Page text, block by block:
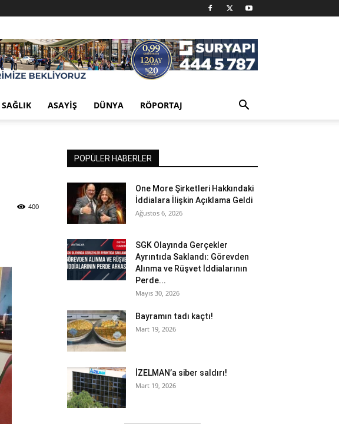
SAĞLIK ASAYIŞ DÜNYA RÖPORTAJ
400
POPÜLER HABERLER
One More Şirketleri Hakkındaki
İddialara İlişkin Açıklama Geldi
Ağustos 6, 2026
SGK Olayında Gerçekler
Ayrıntıda Saklandı: Görevden
Alınma ve Rüşvet İddialarının
Perde...
Mayıs 30, 2026
Bayramın tadı kaçtı!
Mart 19, 2026
İZELMAN’a siber saldırı!
Mart 19, 2026